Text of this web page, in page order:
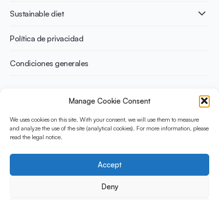
Manage Cookie Consent
We uses cookies on this site. With your consent, we will use them to measure
and analyze the use of the site (analytical cookies). For more information, please
read the legal notice.
Accept
Deny
Control del peso
Recetas
Adultos
Deportistas
Sustainable diet
Beneficios medioambientales
Beneficios para la salud
Política de privacidad
Condiciones generales
Equilibradas está financiada por el Instituto Danone
Internacional. Su objetivo es evaluar y compartir la evidencia
actual sobre el yogur como aliado en una dieta saludable y
Social Media